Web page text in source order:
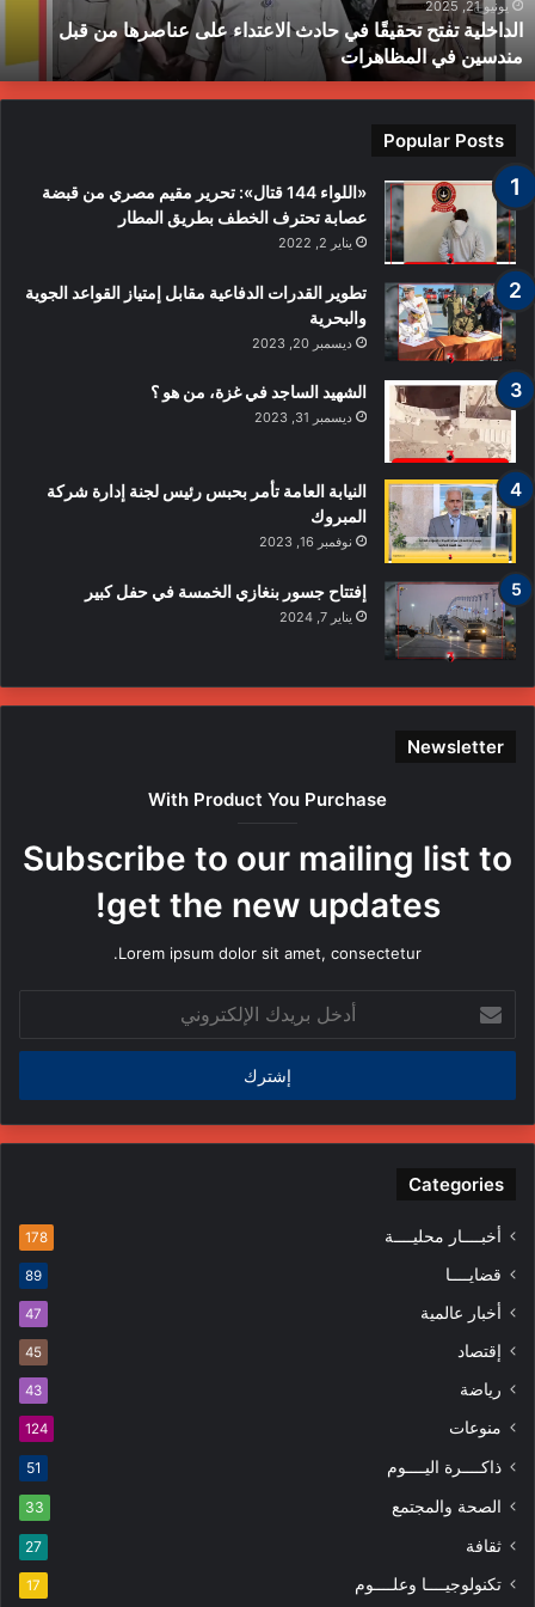
عناصرها
من
قبل
مندسين
في
المظاهرات
يونيو 21, 2025
الداخلية تفتح تحقيقًا في حادث الاعتداء على عناصرها من قبل
مندسين في المظاهرات
Popular Posts
«اللواء 144 قتال»: تحرير مقيم مصري من قبضة
عصابة تحترف الخطف بطريق المطار
يناير 2, 2022
تطوير القدرات الدفاعية مقابل إمتياز القواعد الجوية
والبحرية
ديسمبر 20, 2023
الشهيد الساجد في غزة، من هو ؟
ديسمبر 31, 2023
النيابة العامة تأمر بحبس رئيس لجنة إدارة شركة
المبروك
نوفمبر 16, 2023
إفتتاح جسور بنغازي الخمسة في حفل كبير
يناير 7, 2024
Newsletter
With Product You Purchase
Subscribe to our mailing list to
get the new updates!
Lorem ipsum dolor sit amet, consectetur.
بريدك
الإلكتروني
Categories
أخبــــار محليــــة 178
قضايــــا 89
أخبار عالمية 47
إقتصاد 45
رياضة 43
منوعات 124
ذاكــــرة اليــــوم 51
الصحة والمجتمع 33
ثقافة 27
تكنولوجيــــا وعلــــوم 17